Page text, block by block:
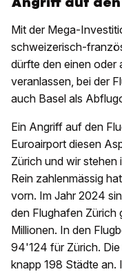
Mit der Mega-
schweizerisch-
dürfte den einen oder
veranlassen, bei der
auch Basel als
Ein Angriff auf den
Euroairport diesen
Zürich und wir stehen
Rein zahlenmässig
vorn. Im Jahr 2024
den Flughafen Zürich
Millionen. In den
94'124 für Zürich.
knapp 198 Städte an.